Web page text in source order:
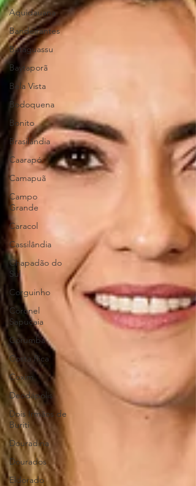
Aquidauana
Bandeirantes
Bataguassu
Baytaporã
Bela Vista
Bodoquena
Bonito
Brasilândia
Caarapó
Camapuã
Campo
Grande
Caracol
Cassilândia
Chapadão do
Sul
Corguinho
Coronel
Sapucaia
Corumbá
Costa Rica
Coxim
Deodápolis
Dois Irmãos de
Buriti
Douradina
Dourados
Eldorado